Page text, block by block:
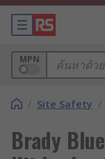
MPN
/ Site Safety /
Brady